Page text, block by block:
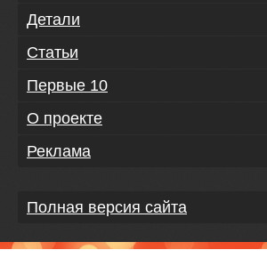
Детали
Статьи
Первые 10
О проекте
Реклама
Полная версия сайта